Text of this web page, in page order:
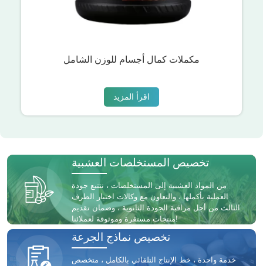
مكملات كمال أجسام للوزن الشامل
اقرأ المزيد
تخصيص المستخلصات العشبية
من المواد العشبية إلى المستخلصات ، نتتبع جودة
العملية بأكملها ، والتعاون مع وكالات اختبار الطرف
الثالث من أجل مراقبة الجودة الثانوية ، وضمان تقديم
منتجات مستقرة وموثوقة لعملائنا!
تخصيص نماذج الجرعة
خدمة واحدة ، خط الإنتاج التلقائي بالكامل ، متخصص